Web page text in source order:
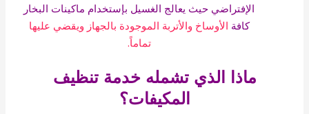
الإفتراضي حيث يعالج الغسيل بإستخدام ماكينات البخار
كافة الأوساخ والأتربة الموجودة بالجهاز ويقضي عليها
تماماً.
ماذا الذي تشمله خدمة تنظيف
المكيفات؟